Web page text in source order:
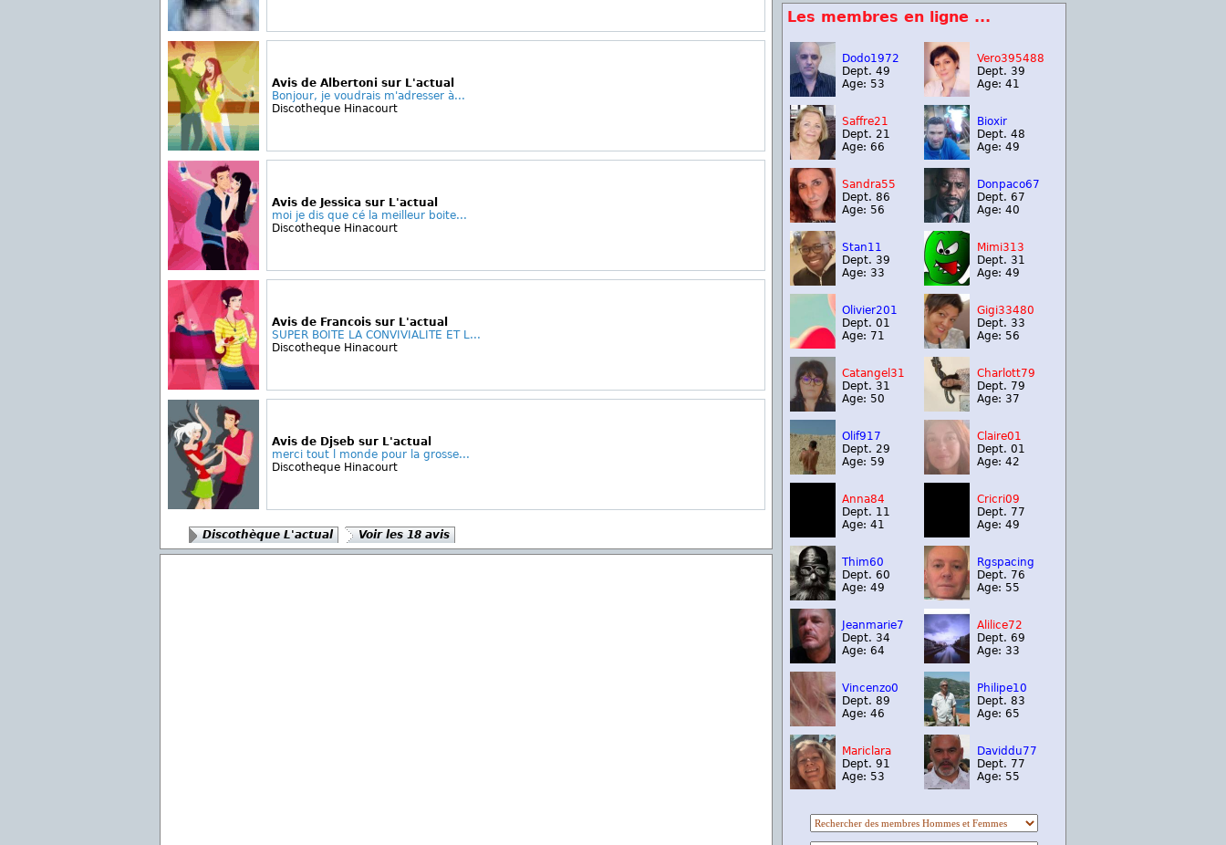
Avis de Albertoni sur L'actual
Bonjour, je voudrais m'adresser à...
Discotheque Hinacourt
Avis de Jessica sur L'actual
moi je dis que cé la meilleur boite...
Discotheque Hinacourt
Avis de Francois sur L'actual
SUPER BOITE LA CONVIVIALITE ET L...
Discotheque Hinacourt
Avis de Djseb sur L'actual
merci tout l monde pour la grosse...
Discotheque Hinacourt
Discothèque L'actual Voir les 18 avis
Les membres en ligne ...
Dodo1972
Dept. 49
Age: 53
Vero395488
Dept. 39
Age: 41
Saffre21
Dept. 21
Age: 66
Bioxir
Dept. 48
Age: 49
Sandra55
Dept. 86
Age: 56
Donpaco67
Dept. 67
Age: 40
Stan11
Dept. 39
Age: 33
Mimi313
Dept. 31
Age: 49
Olivier201
Dept. 01
Age: 71
Gigi33480
Dept. 33
Age: 56
Catangel31
Dept. 31
Age: 50
Charlott79
Dept. 79
Age: 37
Olif917
Dept. 29
Age: 59
Claire01
Dept. 01
Age: 42
Anna84
Dept. 11
Age: 41
Cricri09
Dept. 77
Age: 49
Thim60
Dept. 60
Age: 49
Rgspacing
Dept. 76
Age: 55
Jeanmarie7
Dept. 34
Age: 64
Alilice72
Dept. 69
Age: 33
Vincenzo0
Dept. 89
Age: 46
Philipe10
Dept. 83
Age: 65
Mariclara
Dept. 91
Age: 53
Daviddu77
Dept. 77
Age: 55